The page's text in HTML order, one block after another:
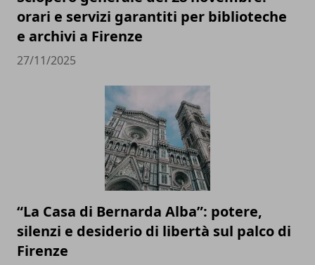
orari e servizi garantiti per biblioteche
e archivi a Firenze
27/11/2025
“La Casa di Bernarda Alba”: potere,
silenzi e desiderio di libertà sul palco di
Firenze